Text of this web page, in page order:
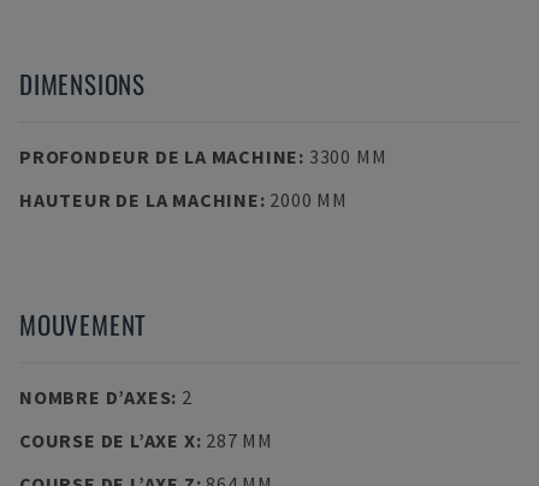
DIMENSIONS
PROFONDEUR DE LA MACHINE: 3300 MM
HAUTEUR DE LA MACHINE: 2000 MM
MOUVEMENT
NOMBRE D’AXES: 2
COURSE DE L’AXE X: 287 MM